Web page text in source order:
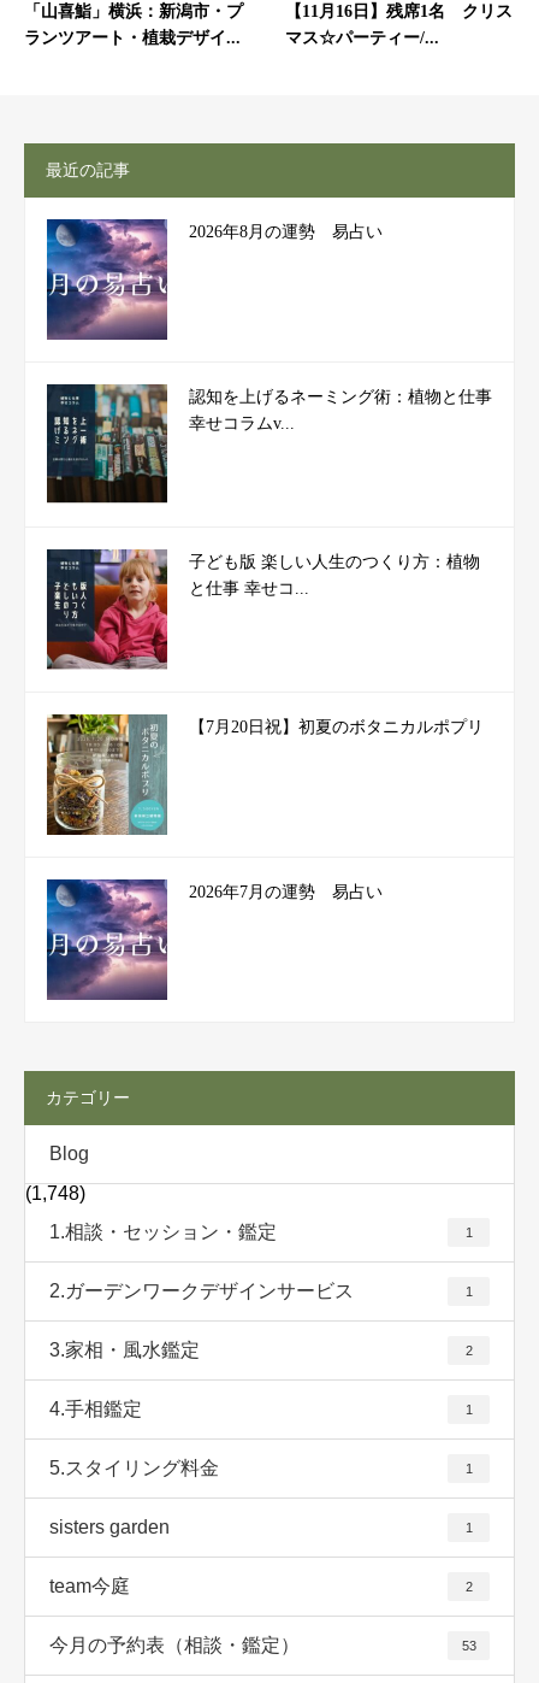
「山喜鮨」横浜：新潟市・プ
ランツアート・植栽デザイ...
【11月16日】残席1名 クリス
マス☆パーティー/...
最近の記事
2026年8月の運勢 易占い
認知を上げるネーミング術：植物と仕事
幸せコラムv...
子ども版 楽しい人生のつくり方：植物
と仕事 幸せコ...
【7月20日祝】初夏のボタニカルポプリ
2026年7月の運勢 易占い
カテゴリー
Blog
(1,748)
1.相談・セッション・鑑定
1
2.ガーデンワークデザインサービス 1
3.家相・風水鑑定 2
4.手相鑑定 1
5.スタイリング料金 1
sisters garden 1
team今庭 2
今月の予約表（相談・鑑定） 53